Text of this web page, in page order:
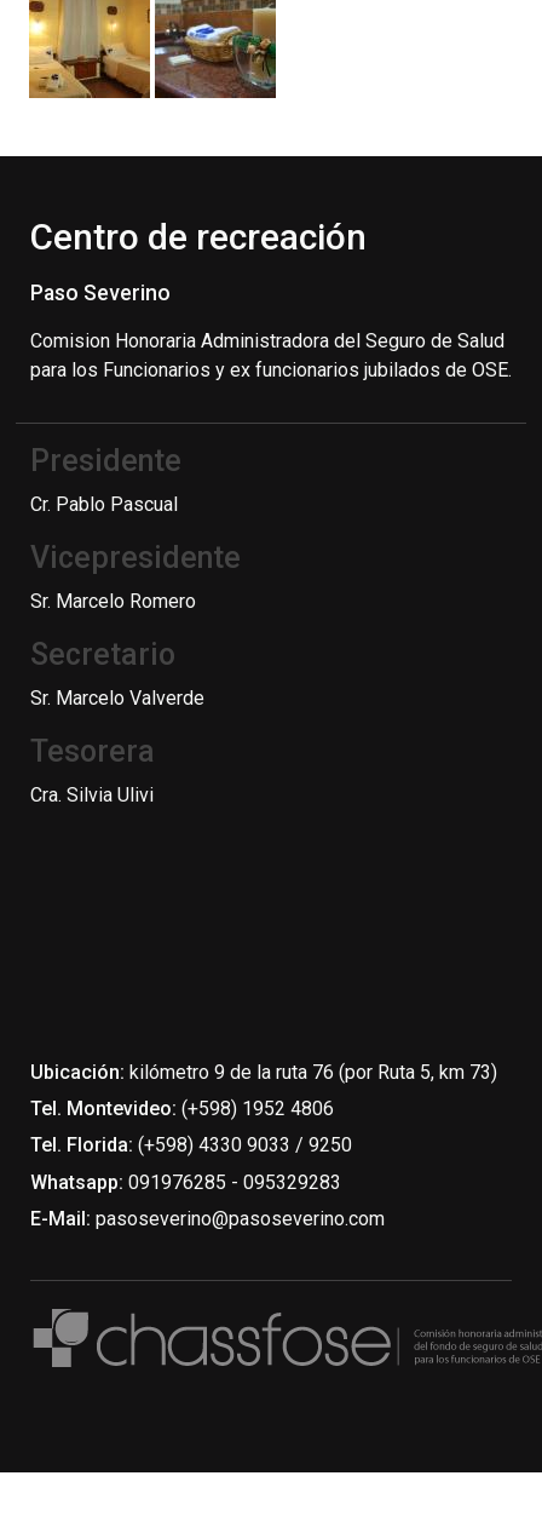
Centro de recreación
Paso Severino
Comision Honoraria Administradora del Seguro de Salud
para los Funcionarios y ex funcionarios jubilados de OSE.
Presidente
Cr. Pablo Pascual
Vicepresidente
Sr. Marcelo Romero
Secretario
Sr. Marcelo Valverde
Tesorera
Cra. Silvia Ulivi
Ubicación: kilómetro 9 de la ruta 76 (por Ruta 5, km 73)
Tel. Montevideo: (+598) 1952 4806
Tel. Florida: (+598) 4330 9033 / 9250
Whatsapp: 091976285 - 095329283
E-Mail: pasoseverino@pasoseverino.com